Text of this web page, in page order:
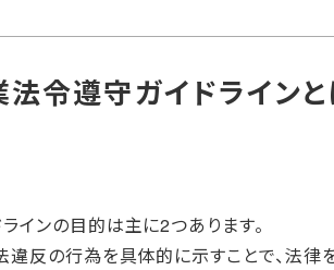
令遵守ガイドラインと
インの目的は主に2つあります。
反の行為を具体的に示すことで、法律